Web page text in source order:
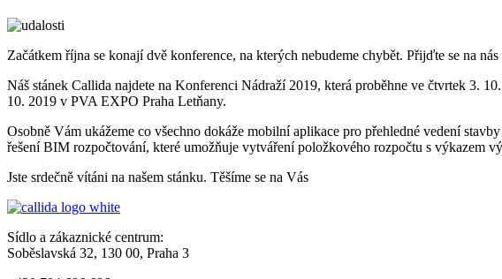
Začátkem října se konají dvě konference, na kterých nebudeme chybět. Přijďte se na
Náš stánek Callida najdete na Konferenci Nádraží 2019, která proběhne ve čtvrtek 3.
10. 2019 v PVA EXPO Praha Letňany.
Osobně Vám ukážeme co všechno dokáže mobilní aplikace pro přehledné vedení
řešení BIM rozpočtování, které umožňuje vytváření položkového rozpočtu s výkazem
Jste srdečně vítáni na našem stánku. Těšíme se na Vás
Sídlo a zákaznické centrum:
Soběslavská 32, 130 00, Praha 3